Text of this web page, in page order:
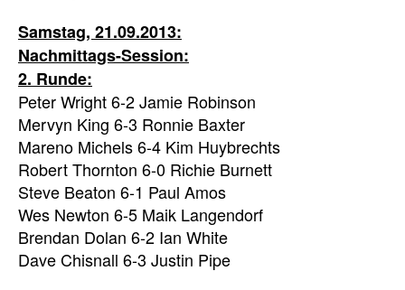
Samstag, 21.09.2013:
Nachmittags-Session:
2. Runde:
Peter Wright 6-2 Jamie Robinson
Mervyn King 6-3 Ronnie Baxter
Mareno Michels 6-4 Kim Huybrechts
Robert Thornton 6-0 Richie Burnett
Steve Beaton 6-1 Paul Amos
Wes Newton 6-5 Maik Langendorf
Brendan Dolan 6-2 Ian White
Dave Chisnall 6-3 Justin Pipe